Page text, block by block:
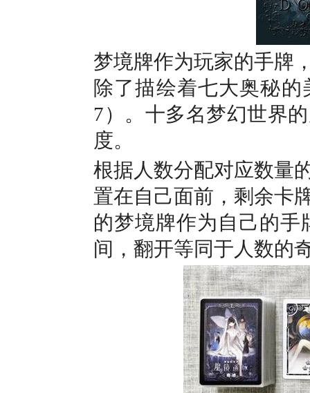
梦境牌作为玩家的手牌
除了描绘着七大奥秘
7）。十多名梦幻世界
度。
根据人数分配对应数量
置在自己面前，剩余卡
的梦境牌作为自己的
间，翻开等同于人数的